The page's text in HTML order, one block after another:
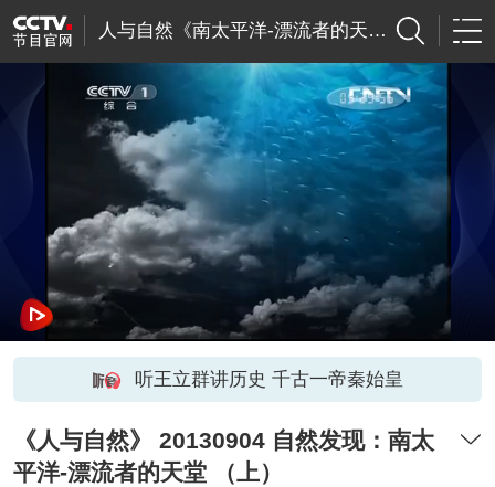
人与自然《南太平洋-漂流者的天堂》
听王立群讲历史 千古一帝秦始皇
《人与自然》 20130904 自然发现：南太
平洋-漂流者的天堂 （上）